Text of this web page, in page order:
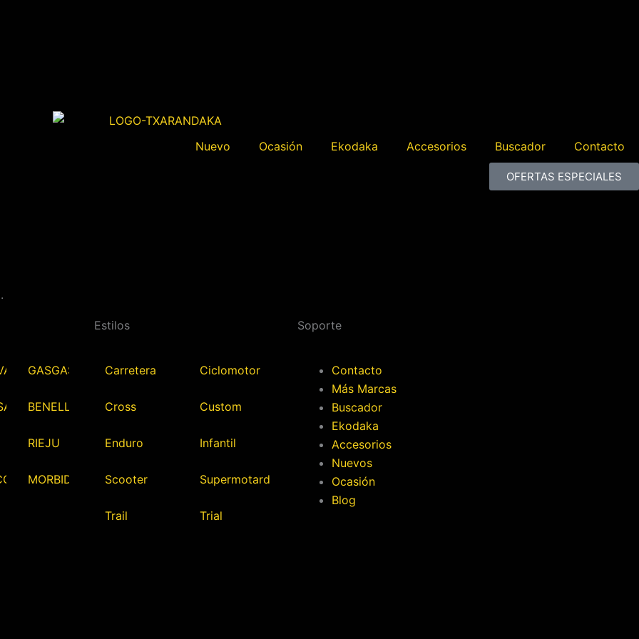
Nuevo Ocasión Ekodaka Accesorios Buscador Contacto
OFERTAS ESPECIALES
GASGAS
BENELLI
RIEJU
MORBIDELLI
Estilos
Carretera Ciclomotor
Cross Custom
Enduro Infantil
Scooter Supermotard
Trail Trial
Soporte
Contacto
Más Marcas
Buscador
Ekodaka
Accesorios
Nuevos
Ocasión
Blog